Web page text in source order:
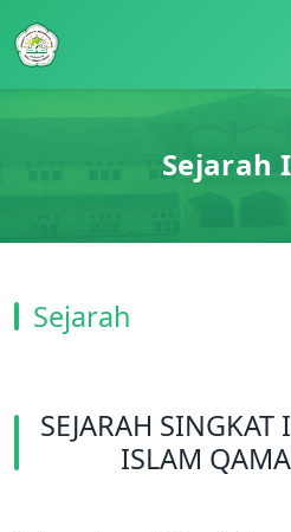
Sejarah
Sejarah
SEJARAH
ISLAM